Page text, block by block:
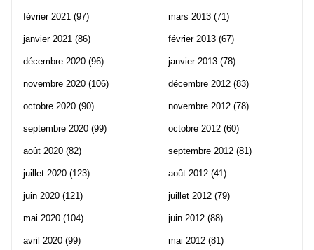
février 2021 (97)
janvier 2021 (86)
décembre 2020 (96)
novembre 2020 (106)
octobre 2020 (90)
septembre 2020 (99)
août 2020 (82)
juillet 2020 (123)
juin 2020 (121)
mai 2020 (104)
avril 2020 (99)
mars 2013 (71)
février 2013 (67)
janvier 2013 (78)
décembre 2012 (83)
novembre 2012 (78)
octobre 2012 (60)
septembre 2012 (81)
août 2012 (41)
juillet 2012 (79)
juin 2012 (88)
mai 2012 (81)